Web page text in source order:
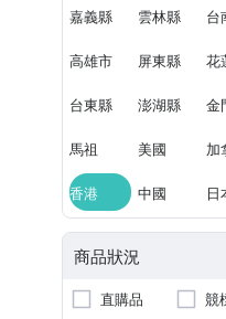
嘉義縣 雲林縣 台
高雄市 屏東縣 花
台東縣 澎湖縣 金
馬祖 美國 加
香港 中國 日
商品狀況
直購品
競